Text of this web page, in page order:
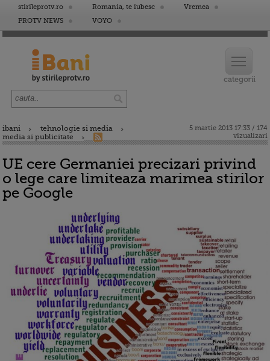
stirileprotv.ro Romania, te iubesc
Vremea
PROTV NEWS
VOYO
ibani
tehnologie si media
media si publicitate
5 martie 2013 17:33 / 174
vizualizari
UE cere Germaniei precizari privind
o lege care limiteaza marimea stirilor
pe Google